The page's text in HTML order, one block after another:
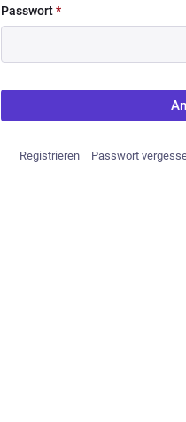
Passwort*
Registrieren Passwort